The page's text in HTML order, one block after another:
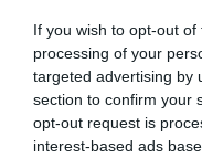
If you wish to opt-out
processing of your
targeted advertising by
section to confirm your
opt-out request is
interest-based ads
galéria